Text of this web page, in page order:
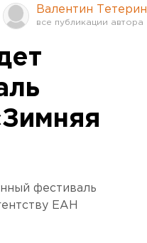
Валентин Тетерин
фестиваль
ЕАН